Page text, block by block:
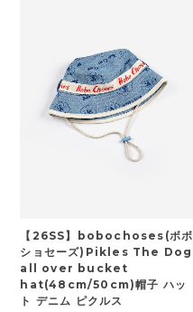
【26SS】bobochoses(ボボ
ショセーズ)Pikles The Dog
all over bucket
hat(48cm/50cm)帽子 ハッ
ト デニム ピクルス